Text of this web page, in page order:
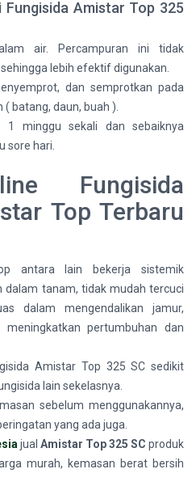
Fungisida Amistar Top 325
air. Percampuran ini tidak
lebih efektif digunakan.
dan semprotkan pada
batang, daun, buah ).
1 minggu sekali dan sebaiknya
sore hari.
Fungisida
Top Terbaru
antara lain bekerja sistemik
dalam tanam, tidak mudah tercuci
dalam mengendalikan jamur,
meningkatkan pertumbuhan dan
Amistar Top 325 SC sedikit
lain sekelasnya.
sebelum menggunakannya,
yang ada juga.
jual Amistar Top 325 SC produk
murah, kemasan berat bersih